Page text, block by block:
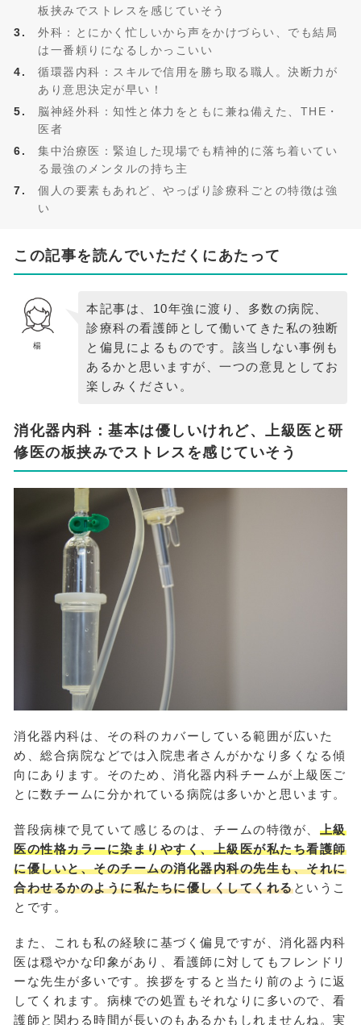
板挟みでストレスを感じていそう
外科：とにかく忙しいから声をかけづらい、でも結局
は一番頼りになるしかっこいい
循環器内科：スキルで信用を勝ち取る職人。決断力が
あり意思決定が早い！
脳神経外科：知性と体力をともに兼ね備えた、THE・
医者
集中治療医：緊迫した現場でも精神的に落ち着いてい
る最強のメンタルの持ち主
個人の要素もあれど、やっぱり診療科ごとの特徴は強
い
この記事を読んでいただくにあたって
楊
本記事は、10年強に渡り、多数の病院、
診療科の看護師として働いてきた私の独断
と偏見によるものです。該当しない事例も
あるかと思いますが、一つの意見としてお
楽しみください。
消化器内科：基本は優しいけれど、上級医と研
修医の板挟みでストレスを感じていそう
消化器内科は、その科のカバーしている範囲が広いた
め、総合病院などでは入院患者さんがかなり多くなる傾
向にあります。そのため、消化器内科チームが上級医ご
とに数チームに分かれている病院は多いかと思います。
普段病棟で見ていて感じるのは、チームの特徴が、 上級
医の性格カラーに染まりやすく、上級医が私たち看護師
に優しいと、そのチームの消化器内科の先生も、それに
合わせるかのように私たちに優しくしてくれるというこ
とです。
また、これも私の経験に基づく偏見ですが、消化器内科
医は穏やかな印象があり、看護師に対してもフレンドリ
ーな先生が多いです。挨拶をすると当たり前のように返
してくれます。病棟での処置もそれなりに多いので、看
護師と関わる時間が長いのもあるかもしれませんね。実